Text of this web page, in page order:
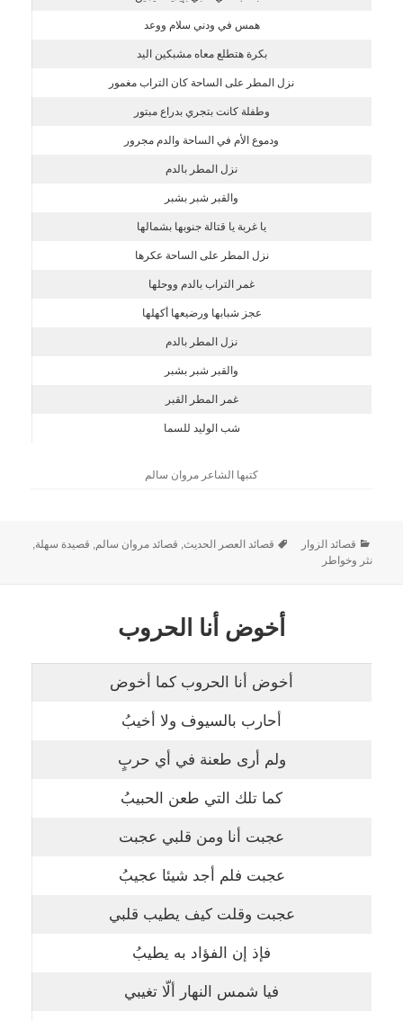
همس في ودني سلام ووعد
بكرة هتطلع معاه مشبكين اليد
نزل المطر على الساحة كان التراب مغمور
وطفلة كانت بتجري بدراع مبتور
ودموع الأم في الساحة والدم مجرور
نزل المطر بالدم
والقبر شبر بشبر
يا غربة يا قتالة جنوبها بشمالها
نزل المطر على الساحة عكرها
غمر التراب بالدم ووحلها
عجز شبابها ورضيعها أكهلها
نزل المطر بالدم
والقبر شبر بشبر
غمر المطر القبر
شب الوليد للسما
كتبها الشاعر مروان سالم
قصائد الزوار قصائد العصر الحديث قصائد مروان سالم قصيدة سهلة
نثر وخواطر
أخوض أنا الحروب
أخوض أنا الحروب كما أخوض
أحارب بالسيوف ولا أخيبُ
ولم أرى طعنة في أي حربٍ
كما تلك التي طعن الحبيبُ
عجبت أنا ومن قلبي عجبت
عجبت فلم أجد شيئا عجيبُ
عجبت وقلت كيف يطيب قلبي
فإذ إن الفؤاد به يطيبُ
فيا شمس النهار ألّا تغيبي